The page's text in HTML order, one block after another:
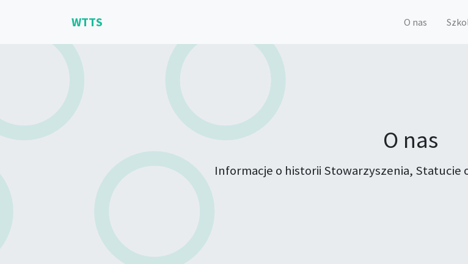
WTTS O nas
O nas
Informacje o historii Stowarzyszenia, Statucie